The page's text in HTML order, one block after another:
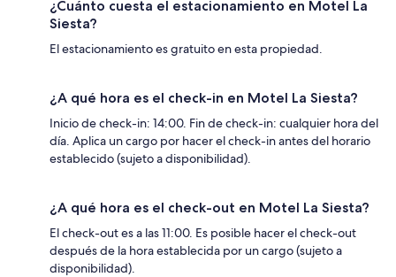
¿Cuánto cuesta el estacionamiento en Motel La
Siesta?
El estacionamiento es gratuito en esta propiedad.
¿A qué hora es el check-in en Motel La Siesta?
Inicio de check-in: 14:00. Fin de check-in: cualquier hora del
día. Aplica un cargo por hacer el check-in antes del horario
establecido (sujeto a disponibilidad).
¿A qué hora es el check-out en Motel La Siesta?
El check-out es a las 11:00. Es posible hacer el check-out
después de la hora establecida por un cargo (sujeto a
disponibilidad).